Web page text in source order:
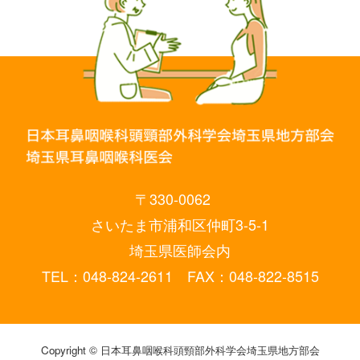
〒330-0062
さいたま市浦和区仲町3-5-1
埼玉県医師会内
TEL：048-824-2611 FAX：048-822-8515
Copyright © 日本耳鼻咽喉科頭頸部外科学会埼玉県地方部会